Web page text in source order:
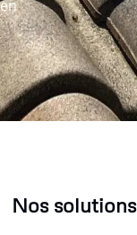
Nos solutions